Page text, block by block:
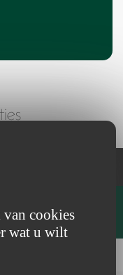
van cookies
wat u wilt
Fr